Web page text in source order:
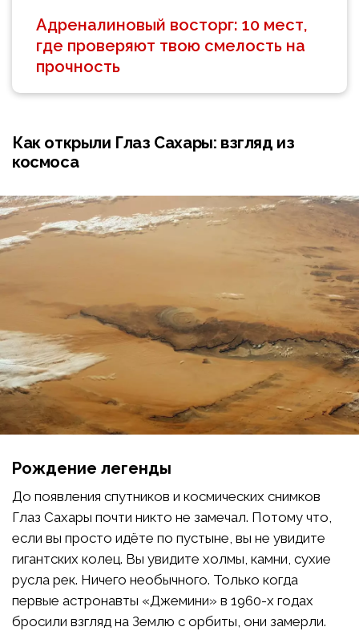
Адреналиновый восторг: 10 мест,
где проверяют твою смелость на
прочность
Как открыли Глаз Сахары: взгляд из
космоса
Рождение легенды
До появления спутников и космических снимков
Глаз Сахары почти никто не замечал. Потому что,
если вы просто идёте по пустыне, вы не увидите
гигантских колец. Вы увидите холмы, камни, сухие
русла рек. Ничего необычного. Только когда
первые астронавты «Джемини» в 1960-х годах
бросили взгляд на Землю с орбиты, они замерли.